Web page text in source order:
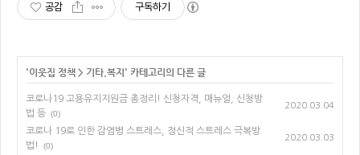
공감 구독하기
'이웃집 정책 > 기타.복지 ' 카테고리의 다른 글
코로나19 고용유지지원금 총정리! 신청자격, 매뉴얼, 신청방
법 등 (0)
2020.03.04
코로나 19로 인한 감염병 스트레스, 정신적 스트레스 극복방
법!
(0)
2020.03.03